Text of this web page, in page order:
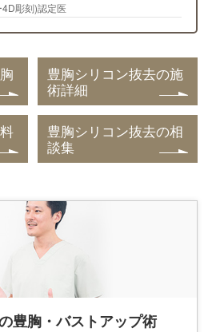
彫刻)認定医
豊胸シリコン抜去の施
術詳細
豊胸シリコン抜去の相
談集
豊胸・バストアップ術